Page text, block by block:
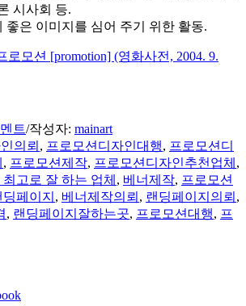
시사회 등.
좋은 이미지를 심어 주기 위한 활동.
로모션 [promotion] (영화사전, 2004. 9.
트/작성자: mainart
의뢰 , 프로모션디자인대행, 프로모션디
, 프로모션제작, 프로모션디자인추천업체 ,
고로 잘 하는 업체 , 베너제작, 프로모션
딩페이지 , 베너제작의뢰 , 랜딩페이지의뢰 ,
, 랜딩페이지잘하는곳, 프로모션대행, 프